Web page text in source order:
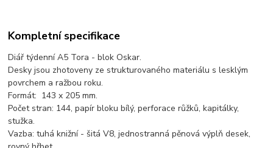
Kompletní specifikace
Diář týdenní A5 Tora - blok Oskar.
Desky jsou zhotoveny ze strukturovaného materiálu s lesklým
povrchem a ražbou roku.
Formát: 143 x 205 mm.
Počet stran: 144, papír bloku bílý, perforace růžků, kapitálky,
stužka.
Vazba: tuhá knižní - šitá V8, jednostranná pěnová výplň desek,